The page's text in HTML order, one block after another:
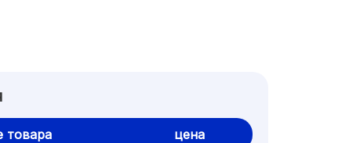
товара цена